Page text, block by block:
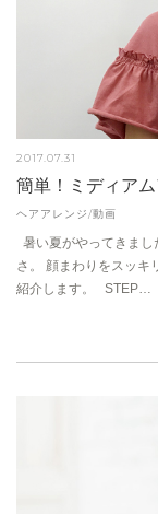
2017.07.31
簡単！ミディア
ヘアアレンジ/動画
暑い夏がやってきま
さ。 顔まわりをスッキ
紹介します。 STEP…